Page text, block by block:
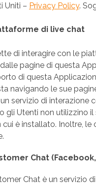
Uniti – Privacy Policy.
di live chat
di interagire con le
pagine di questa
di questa
navigando le sue
servizio di interazione
gli Utenti non utilizzino
è installato. Inoltre,
Chat
Chat è un servizio